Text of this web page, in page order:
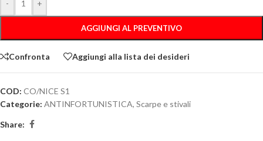
- +
AGGIUNGI AL PREVENTIVO
Confronta Aggiungi alla lista dei desideri
COD: CO/NICE S1
Categorie: ANTINFORTUNISTICA, Scarpe e stivali
Share: